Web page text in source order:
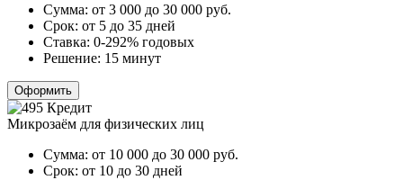
Сумма: от 3 000 до 30 000 руб.
Срок: от 5 до 35 дней
Ставка: 0-292% годовых
Решение: 15 минут
Оформить
Микрозаём для физических лиц
Сумма: от 10 000 до 30 000 руб.
Срок: от 10 до 30 дней